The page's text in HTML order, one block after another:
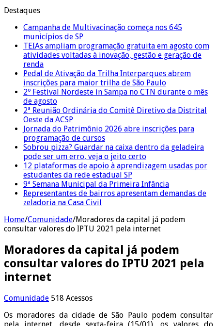
Destaques
Campanha de Multivacinação começa nos 645
municípios de SP
TEIAs ampliam programação gratuita em agosto com
atividades voltadas à inovação, gestão e geração de
renda
Pedal de Ativação da Trilha Interparques abrem
inscrições para maior trilha de São Paulo
2º Festival Nordeste in Sampa no CTN durante o mês
de agosto
2ª Reunião Ordinária do Comitê Diretivo da Distrital
Oeste da ACSP
Jornada do Patrimônio 2026 abre inscrições para
programação de cursos
Sobrou pizza? Guardar na caixa dentro da geladeira
pode ser um erro, veja o jeito certo
12 plataformas de apoio à aprendizagem usadas por
estudantes da rede estadual SP
9ª Semana Municipal da Primeira Infância
Representantes de bairros apresentam demandas de
zeladoria na Casa Civil
Home/Comunidade/Moradores da capital já podem
consultar valores do IPTU 2021 pela internet
Moradores da capital já podem
consultar valores do IPTU 2021 pela
internet
Comunidade 518 Acessos
Os moradores da cidade de São Paulo podem consultar
pela internet, desde sexta-feira (15/01), os valores do